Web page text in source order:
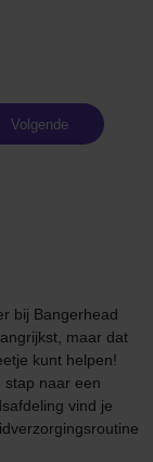
Volgende
bij Bangerhead
maar dat
kunt helpen!
stap naar een
vind je